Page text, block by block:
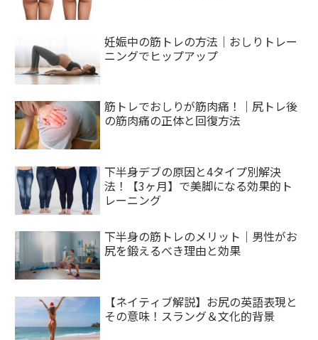
妊娠中の筋トレの方法｜おしりトレー
ニングでヒップアップ
筋トレでおしりが筋肉痛！｜尻トレ後
の筋肉痛の正体と回復方法
下半身デブの原因と4タイプ別解決
法！【3ヶ月】で美脚になる効果的ト
レーニング
下半身の筋トレのメリット｜男性がお
尻を鍛えるべき理由と効果
【ネイティブ解説】お尻の英語表現と
その意味！スラング＆文化的背景